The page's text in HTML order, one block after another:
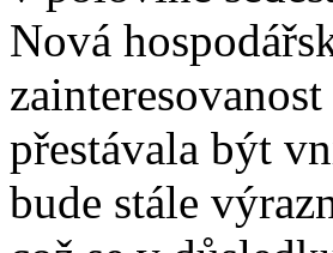
Nová
přestávala být
bude stále